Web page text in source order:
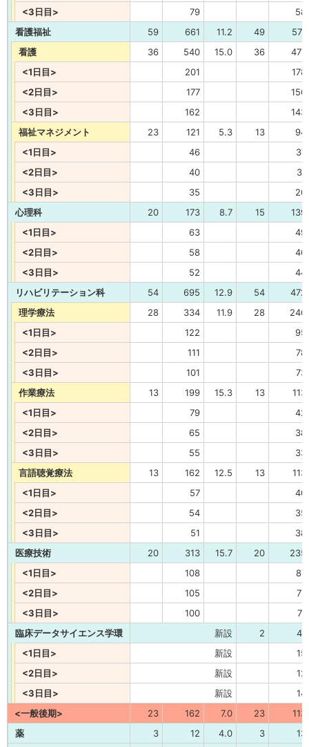
<3日目>
79
58
看護福祉
59 661 11.2 49
571
看護
36 540 15.0 36
477
<1日目>
201
178
<2日目>
177
156
<3日目>
162
143
福祉マネジメント
23 121 5.3 13
94
<1日目>
46
37
<2日目>
40
31
<3日目>
35
26
心理科
20 173 8.7 15
139
<1日目>
63
49
<2日目>
58
46
<3日目>
52
44
リハビリテーション科
54 695 12.9 54
472
理学療法
28 334 11.9 28
246
<1日目>
122
95
<2日目>
111
78
<3日目>
101
73
作業療法
13 199 15.3 13
113
<1日目>
79
42
<2日目>
65
38
<3日目>
55
33
言語聴覚療法
13 162 12.5 13
113
<1日目>
57
40
<2日目>
54
35
<3日目>
51
38
医療技術
20 313 15.7 20
235
<1日目>
108
87
<2日目>
105
77
<3日目>
100
71
臨床データサイエンス学環
新設 2
41
<1日目>
新設
15
<2日目>
新設
12
<3日目>
新設
14
<一般後期>
23 162 7.0 23
113
薬
3 12 4.0 3 13